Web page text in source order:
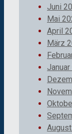
Juni
Mai
April
März
Januar